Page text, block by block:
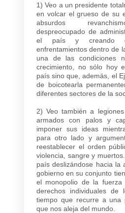
1) Veo a un presidente
en volcar el grueso de su
absurdos
despreocupado de
el país y creando
enfrentamientos dentro de
una de las condiciones
crecimiento, no sólo hoy
país sino que, además, el
de boicotearla
diferentes sectores de la
2) Veo también a
armados con palos y
imponer sus ideas
para otro lado y
reestablecer el orden
violencia, sangre y
país deslizándose hacia la
gobierno en su conjunto
el monopolio de la fuerza
derechos individuales de
tiempo que recurre a una
que nos aleja del mundo.